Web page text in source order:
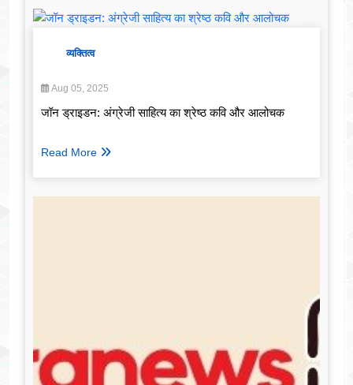
व्यक्तित्व
Aug 05, 2025
जॉन ड्राइडन: अंग्रेजी साहित्य का श्रेष्ठ कवि और आलोचक
Read More